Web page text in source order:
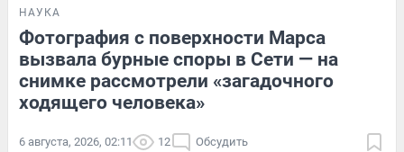
НАУКА
Фотография с поверхности Марса
вызвала бурные споры в Сети — на
снимке рассмотрели «загадочного
ходящего человека»
6 августа, 2026, 02:11 12 Обсудить